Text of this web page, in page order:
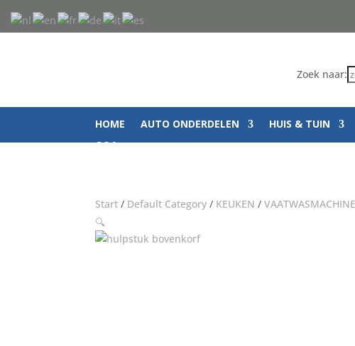
Zoek naar:
HOME AUTO ONDERDELEN HUIS & TUIN
Q&A
Start / Default Category / KEUKEN /VAATWASMACHINE
🔍